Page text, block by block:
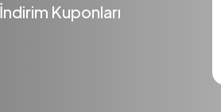
İndirim Kuponları